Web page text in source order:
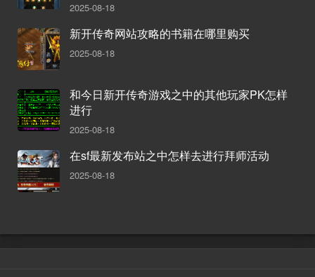
2025-08-18
新开传奇网站攻略的书籍在哪里购买
2025-08-18
和今日新开传奇游戏之中的其他玩家PK怎样
进行
2025-08-18
在sf最新发布站之中怎样去进行拜师活动
2025-08-18